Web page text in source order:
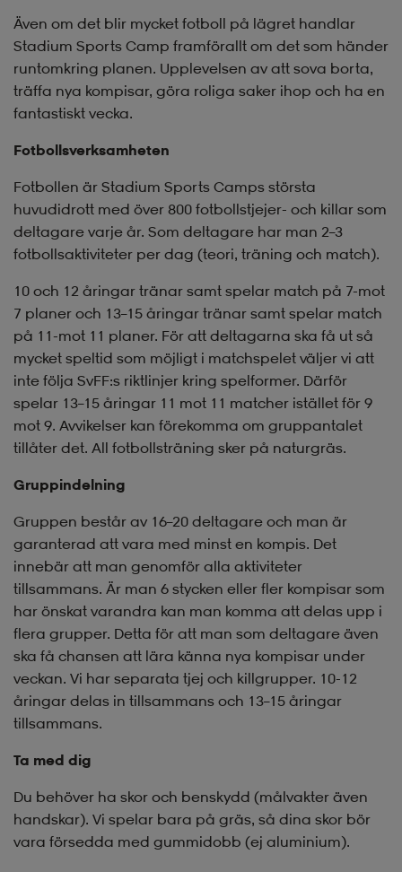
Även om det blir mycket fotboll på lägret handlar
Stadium Sports Camp framförallt om det som händer
runtomkring planen. Upplevelsen av att sova borta,
träffa nya kompisar, göra roliga saker ihop och ha en
fantastiskt vecka.
Fotbollsverksamheten
Fotbollen är Stadium Sports Camps största
huvudidrott med över 800 fotbollstjejer- och killar som
deltagare varje år. Som deltagare har man 2–3
fotbollsaktiviteter per dag (teori, träning och match).
10 och 12 åringar tränar samt spelar match på 7-mot
7 planer och 13–15 åringar tränar samt spelar match
på 11-mot 11 planer. För att deltagarna ska få ut så
mycket speltid som möjligt i matchspelet väljer vi att
inte följa SvFF:s riktlinjer kring spelformer. Därför
spelar 13–15 åringar 11 mot 11 matcher istället för 9
mot 9. Avvikelser kan förekomma om gruppantalet
tillåter det. All fotbollsträning sker på naturgräs.
Gruppindelning
Gruppen består av 16–20 deltagare och man är
garanterad att vara med minst en kompis. Det
innebär att man genomför alla aktiviteter
tillsammans. Är man 6 stycken eller fler kompisar som
har önskat varandra kan man komma att delas upp i
flera grupper. Detta för att man som deltagare även
ska få chansen att lära känna nya kompisar under
veckan. Vi har separata tjej och killgrupper. 10-12
åringar delas in tillsammans och 13–15 åringar
tillsammans.
Ta med dig
Du behöver ha skor och benskydd (målvakter även
handskar). Vi spelar bara på gräs, så dina skor bör
vara försedda med gummidobb (ej aluminium).